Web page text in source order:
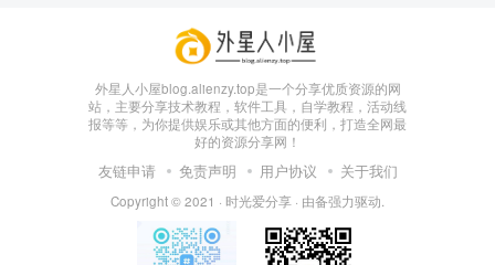
外星人小屋blog.alienzy.top是一个分享优质资源的网
站，主要分享技术教程，软件工具，自学教程，活动线
报等等，为你提供娱乐或其他方面的便利，打造全网最
好的资源分享网！
友链申请 免责声明 用户协议 关于我们
Copyright © 2021 · 时光爱分享 · 由备强力驱动.